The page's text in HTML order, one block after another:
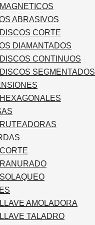
MAGNETICOS
ABRASIVOS
DISCOS CORTE
DIAMANTADOS
DISCOS CONTINUOS
DISCOS SEGMENTADOS
HEXAGONALES
RUTEADORAS
CORTE
RANURADO
SOLAQUEO
LLAVE AMOLADORA
LLAVE TALADRO